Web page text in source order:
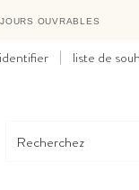
OUVRABLES
liste de